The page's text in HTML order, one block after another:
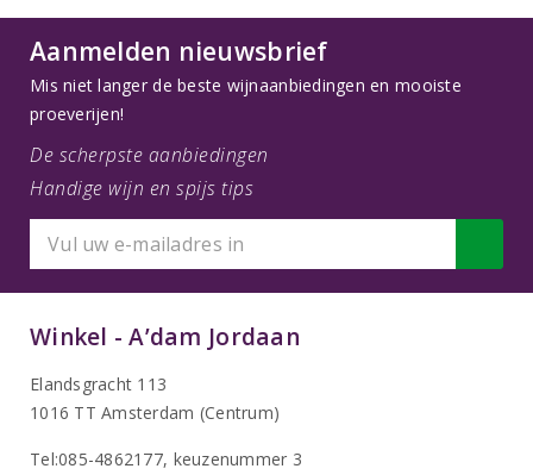
Aanmelden nieuwsbrief
Mis niet langer de beste wijnaanbiedingen en mooiste
proeverijen!
De scherpste aanbiedingen
Handige wijn en spijs tips
Winkel - A’dam Jordaan
Elandsgracht 113
1016 TT Amsterdam (Centrum)
Tel:085-4862177, keuzenummer 3